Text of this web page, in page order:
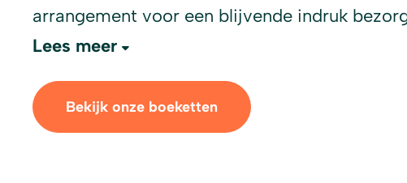
arrangement voor een blijvende indruk
Lees meer
Bekijk onze boeketten